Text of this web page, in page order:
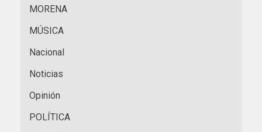
MORENA
MÚSICA
Nacional
Noticias
Opinión
POLÍTICA